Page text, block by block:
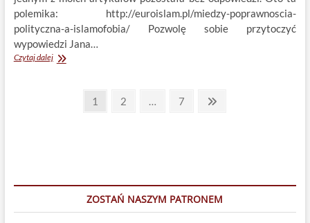
polemika: http://euroislam.pl/miedzy-poprawnoscia-
polityczna-a-islamofobia/ Pozwolę sobie przytoczyć
wypowiedzi Jana…
Czytaj dalejOdpowiedź
„Euroislamu”
Stronicowanie
Page
1 Page
2 … Page
7
ZOSTAŃ NASZYM PATRONEM